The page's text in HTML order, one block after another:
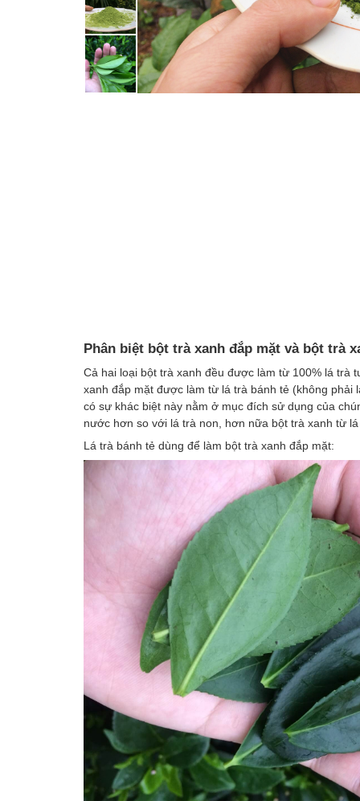
Phân biệt bột trà xanh đắp mặt và bột trà
Cả hai loại bột trà xanh đều được làm từ 100% lá trà
xanh đắp mặt được làm từ lá trà bánh tẻ (không
có sự khác biệt này nằm ở mục đích sử dụng của
nước hơn so với lá trà non, hơn nữa bột trà xanh từ
Lá trà bánh tẻ dùng để làm bột trà xanh đắp mặt: